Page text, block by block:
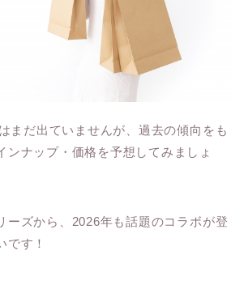
まだ出ていませんが、過去の傾向をも
ンナップ・価格を予想してみましょ
ーズから、2026年も話題のコラボが登
です！